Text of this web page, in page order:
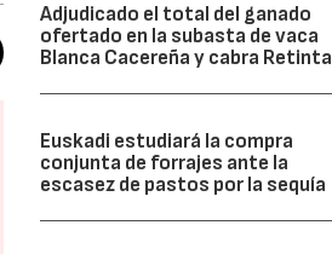
Adjudicado el total del ganado
ofertado en la subasta de vaca
Blanca Cacereña y cabra Retinta
Euskadi estudiará la compra
conjunta de forrajes ante la
escasez de pastos por la sequía